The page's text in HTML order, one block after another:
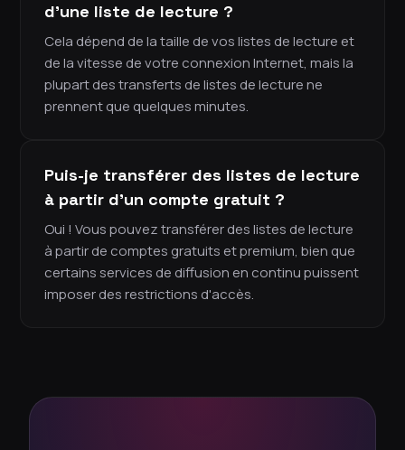
d'une liste de lecture ?
Cela dépend de la taille de vos listes de lecture et
de la vitesse de votre connexion Internet, mais la
plupart des transferts de listes de lecture ne
prennent que quelques minutes.
Puis-je transférer des listes de lecture
à partir d'un compte gratuit ?
Oui ! Vous pouvez transférer des listes de lecture
à partir de comptes gratuits et premium, bien que
certains services de diffusion en continu puissent
imposer des restrictions d'accès.